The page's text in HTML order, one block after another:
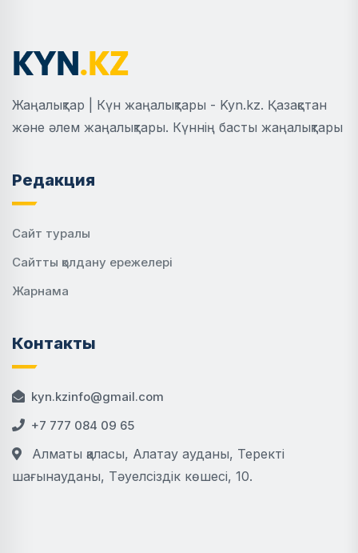
Жаңалықтар | Күн жаңалықтары - Kyn.kz. Қазақстан
және әлем жаңалықтары. Күннің басты жаңалықтары
Редакция
Сайт туралы
Сайтты қолдану ережелері
Жарнама
Контакты
kyn.kzinfo@gmail.com
+7 777 084 09 65
Алматы қаласы, Алатау ауданы, Теректі
шағынауданы, Тәуелсіздік көшесі, 10.